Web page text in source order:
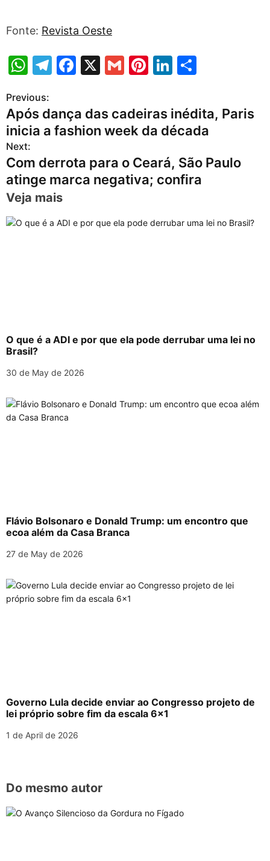
Fonte: Revista Oeste
W
at
s
A
p
p
T
gr
a
m
F
e
b
o
o
X
G
ai
l
Pi
e
st
Li
k
e
dI
n
ar
e
P
o
s
t
n
a
i
o
n
Previous:
Após dança das cadeiras inédita, Paris
inicia a fashion week da década
Next:
Com derrota para o Ceará, São Paulo
atinge marca negativa; confira
Veja mais
O que é a ADI e por que ela pode derrubar uma lei no
Brasil?
30 de May de 2026
Flávio Bolsonaro e Donald Trump: um encontro que
ecoa além da Casa Branca
27 de May de 2026
Governo Lula decide enviar ao Congresso projeto de
lei próprio sobre fim da escala 6×1
1 de April de 2026
Do mesmo autor